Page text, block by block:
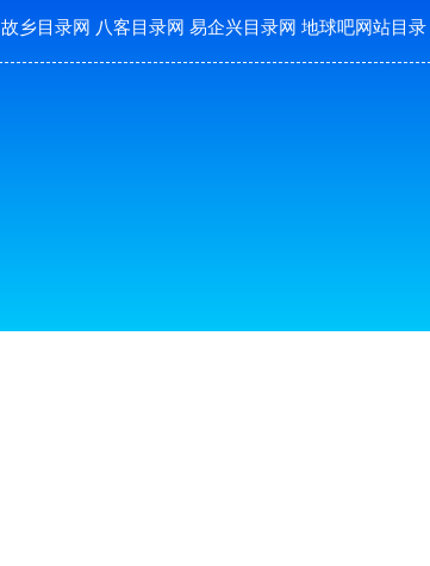
故乡目录网 八客目录网 易企兴目录网 地球吧网站目录